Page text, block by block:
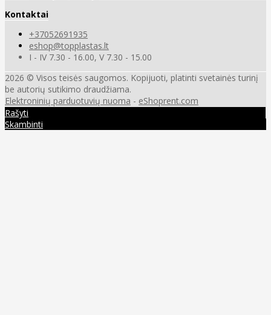
Kontaktai
+37052691935
eshop@topplastas.lt
I - IV 7.30 - 16.00, V 7.30 - 15.00
2026 © Visos teisės saugomos. Kopijuoti, platinti svetainės turinį
be autorių sutikimo draudžiama.
Elektroninių parduotuvių nuoma - eShoprent.com
Rašyti
Skambinti